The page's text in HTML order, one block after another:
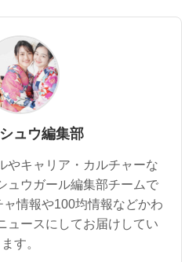
ュウ編集部
やキャリア・カルチャーな
ュウガール編集部チームで
情報や100均情報などかわ
ュースにしてお届けしてい
ます。